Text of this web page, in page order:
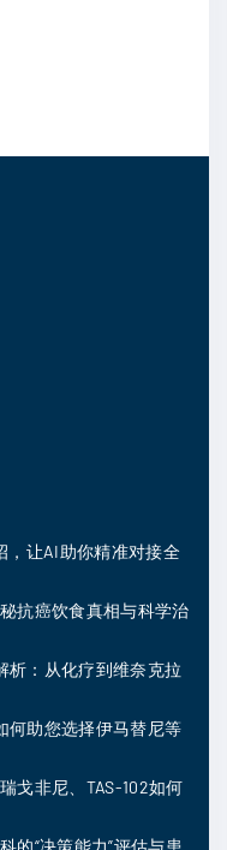
，让AI助你精准对接全
抗癌饮食真相与科学治
析：从化疗到维奈克拉
何助您选择伊马替尼等
戈非尼、TAS-102如何